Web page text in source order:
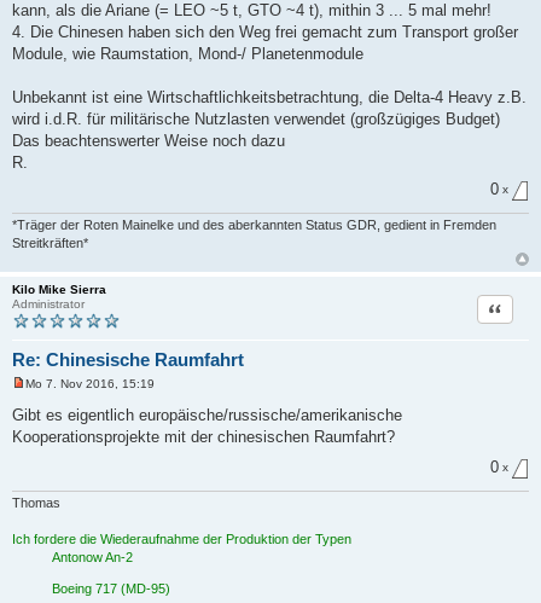
kann, als die Ariane (= LEO ~5 t, GTO ~4 t), mithin 3 ... 5 mal mehr!
4. Die Chinesen haben sich den Weg frei gemacht zum Transport großer
Module, wie Raumstation, Mond-/ Planetenmodule
Unbekannt ist eine Wirtschaftlichkeitsbetrachtung, die Delta-4 Heavy z.B.
wird i.d.R. für militärische Nutzlasten verwendet (großzügiges Budget)
Das beachtenswerter Weise noch dazu
R.
0 x
*Träger der Roten Mainelke und des aberkannten Status GDR, gedient in Fremden
Streitkräften*
Kilo Mike Sierra
Administrator
Re: Chinesische Raumfahrt
Zitat
n
g
e
e
n
r
Mo 7. Nov 2016, 15:19
Gibt es eigentlich europäische/russische/amerikanische
Kooperationsprojekte mit der chinesischen Raumfahrt?
0 x
Thomas
Ich fordere die Wiederaufnahme der Produktion der Typen
Antonow An-2
Boeing 717 (MD-95)